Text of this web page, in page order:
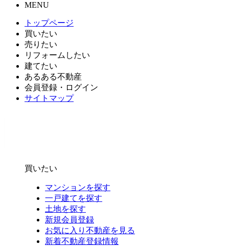
MENU
トップページ
買いたい
売りたい
リフォームしたい
建てたい
あるある不動産
会員登録・ログイン
サイトマップ
買いたい
マンションを探す
一戸建てを探す
土地を探す
新規会員登録
お気に入り不動産を見る
新着不動産登録情報